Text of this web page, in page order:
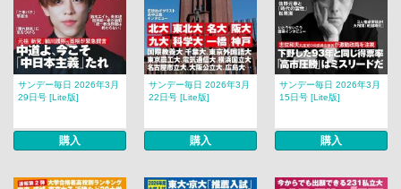
サンデー毎日 2026年3月
29日号 [Lite版]
購入
サンデー毎日 2026年3月
22日号 [Lite版]
購入
サンデー毎日 2026年3月
15日号 [Lite版]
購入